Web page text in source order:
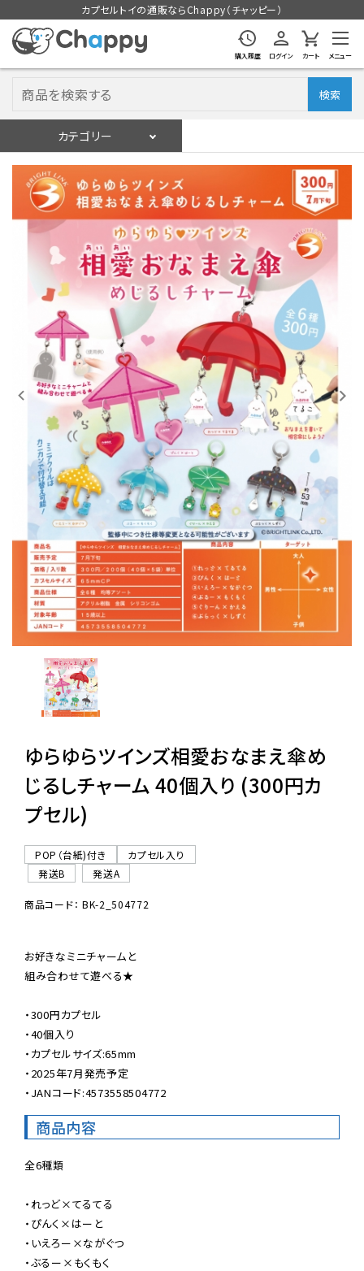
カプセルトイの通販ならChappy（チャッピー）
購入履歴 ログイン カート メニュー
検索
カテゴリー
ログイン
入荷スケジュールをチェック
カプセルトイマシン本体
カプセルトイ
販促用空カプセル
レンタル
景品・玩具・文具
販促用カプセルトイ
よくあるご質問
ご利用ガイド
06-6282-7659
ゆらゆらツインズ相愛おなまえ傘め
じるしチャーム 40個入り (300円カ
プセル)
POP（台紙)付き
カプセル入り
発送B
発送A
商品コード： BK-2_504772
お好きなミニチャームと
組み合わせて遊べる★
・300円カプセル
・40個入り
・カプセルサイズ:65mm
・2025年7月発売予定
・JANコード:4573558504772
商品内容
全6種類
・れっど×てるてる
・ぴんく×はーと
・いえろー×ながぐつ
・ぶるー×もくもく